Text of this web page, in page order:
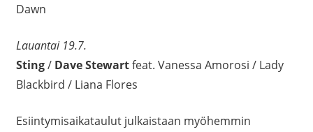
Dawn
Lauantai 19.7.
Sting/ Dave Stewartfeat. Vanessa Amorosi / Lady
Blackbird / Liana Flores
Esiintymisaikataulut julkaistaan myöhemmin